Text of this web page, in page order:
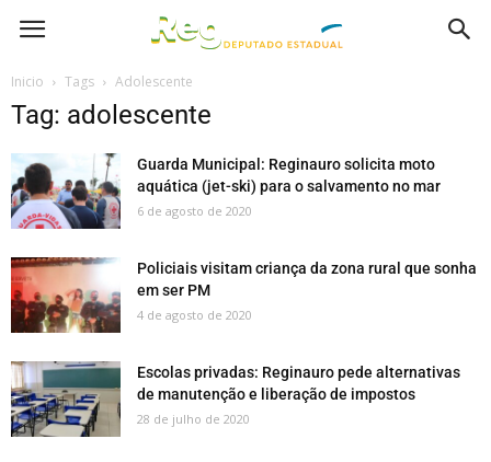
Inicio Tags Adolescente
Tag: adolescente
Guarda Municipal: Reginauro solicita moto
aquática (jet-ski) para o salvamento no mar
6 de agosto de 2020
Policiais visitam criança da zona rural que sonha
em ser PM
4 de agosto de 2020
Escolas privadas: Reginauro pede alternativas
de manutenção e liberação de impostos
28 de julho de 2020